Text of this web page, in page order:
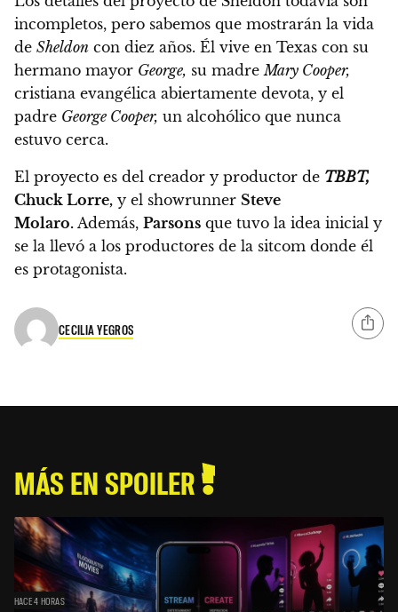
incompletos, pero sabemos que mostrarán la vida
de Sheldon con diez años. Él vive en Texas con su
hermano mayor George, su madre Mary Cooper,
cristiana evangélica abiertamente devota, y el
padre George Cooper, un alcohólico que nunca
estuvo cerca.
El proyecto es del creador y productor de TBBT,
Chuck Lorre, y el showrunner Steve
Molaro. Además, Parsons que tuvo la idea inicial y
se la llevó a los productores de la sitcom donde él
es protagonista.
CECILIA YEGROS
MÁS EN SPOILER
HACE 4 HORAS